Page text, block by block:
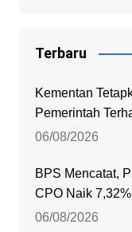
Terbaru
Kementan
Pemerintah
06/08/2026
BPS Mencatat,
CPO Naik 7,32%
06/08/2026